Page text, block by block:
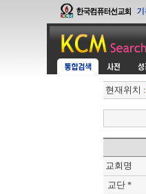
현재위치 :
교회명
교단*